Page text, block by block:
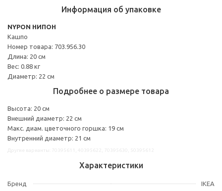
Информация об упаковке
NYPON НИПОН
Кашпо
Номер товара: 703.956.30
Длина: 20 см
Вес: 0.88 кг
Диаметр: 22 см
Подробнее о размере товара
Высота: 20 см
Внешний диаметр: 22 см
Макс. диам. цветочного горшка: 19 см
Внутренний диаметр: 21 см
Характеристики
Бренд IKEA